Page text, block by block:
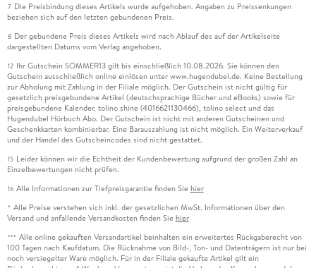
7 Die Preisbindung dieses Artikels wurde aufgehoben. Angaben zu Preissenkungen
beziehen sich auf den letzten gebundenen Preis.
8 Der gebundene Preis dieses Artikels wird nach Ablauf des auf der Artikelseite
dargestellten Datums vom Verlag angehoben.
12 Ihr Gutschein SOMMER13 gilt bis einschließlich 10.08.2026. Sie können den
Gutschein ausschließlich online einlösen unter www.hugendubel.de. Keine Bestellung
zur Abholung mit Zahlung in der Filiale möglich. Der Gutschein ist nicht gültig für
gesetzlich preisgebundene Artikel (deutschsprachige Bücher und eBooks) sowie für
preisgebundene Kalender, tolino shine (4016621130466), tolino select und das
Hugendubel Hörbuch Abo. Der Gutschein ist nicht mit anderen Gutscheinen und
Geschenkkarten kombinierbar. Eine Barauszahlung ist nicht möglich. Ein Weiterverkauf
und der Handel des Gutscheincodes sind nicht gestattet.
15 Leider können wir die Echtheit der Kundenbewertung aufgrund der großen Zahl an
Einzelbewertungen nicht prüfen.
16 Alle Informationen zur Tiefpreisgarantie finden Sie hier
* Alle Preise verstehen sich inkl. der gesetzlichen MwSt. Informationen über den
Versand und anfallende Versandkosten finden Sie hier
*** Alle online gekauften Versandartikel beinhalten ein erweitertes Rückgaberecht von
100 Tagen nach Kaufdatum. Die Rücknahme von Bild-, Ton- und Datenträgern ist nur bei
noch versiegelter Ware möglich. Für in der Filiale gekaufte Artikel gilt ein